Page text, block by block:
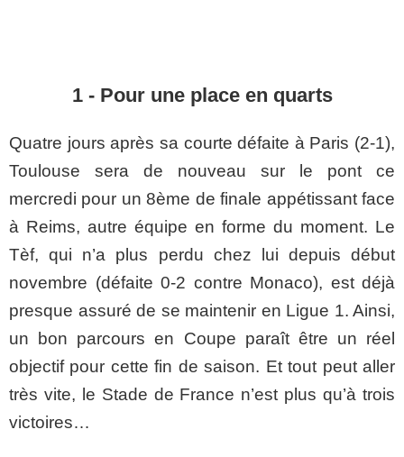
1 - Pour une place en quarts
Quatre jours après sa courte défaite à Paris (2-1),
Toulouse sera de nouveau sur le pont ce
mercredi pour un8ème de finale appétissant face
à Reims, autre équipe en forme du moment. Le
Tèf, qui n’a plus perdu chez lui depuis début
novembre (défaite 0-2 contre Monaco), est déjà
presque assuré de se maintenir en Ligue 1. Ainsi,
un bon parcours en Coupe paraît être un réel
objectif pour cette fin de saison. Et tout peut aller
très vite, le Stade de France n’est plus qu’à trois
victoires…